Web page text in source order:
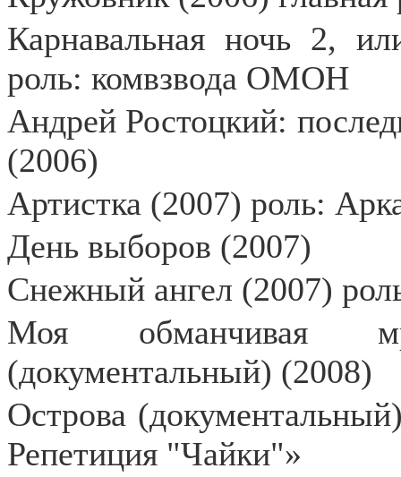
Карнавальная ночь 2,
роль: комвзвода ОМОН
Андрей Ростоцкий:
(2006)
Артистка (2007) роль:
День выборов (2007)
Снежный ангел (2007)
Моя обманчивая
(документальный) (2008)
Острова
Репетиция "Чайки"»